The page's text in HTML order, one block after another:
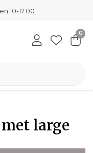
10-17.00
0
large